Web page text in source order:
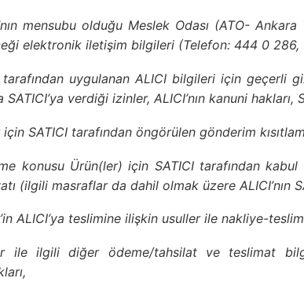
mensubu olduğu Meslek Odası (ATO-
elektronik iletişim bilgileri (Telefon: 444 0
uygulanan ALICI bilgileri için geçerli
verdiği izinler, ALICI’nın kanuni hakları,
SATICI tarafından öngörülen gönderim
konusu Ürün(ler) için SATICI tarafından
(ilgili masraflar da dahil olmak üzere ALICI’nın
ALICI’ya teslimine ilişkin usuller ile nakliye-
ile ilgili diğer ödeme/tahsilat ve teslimat